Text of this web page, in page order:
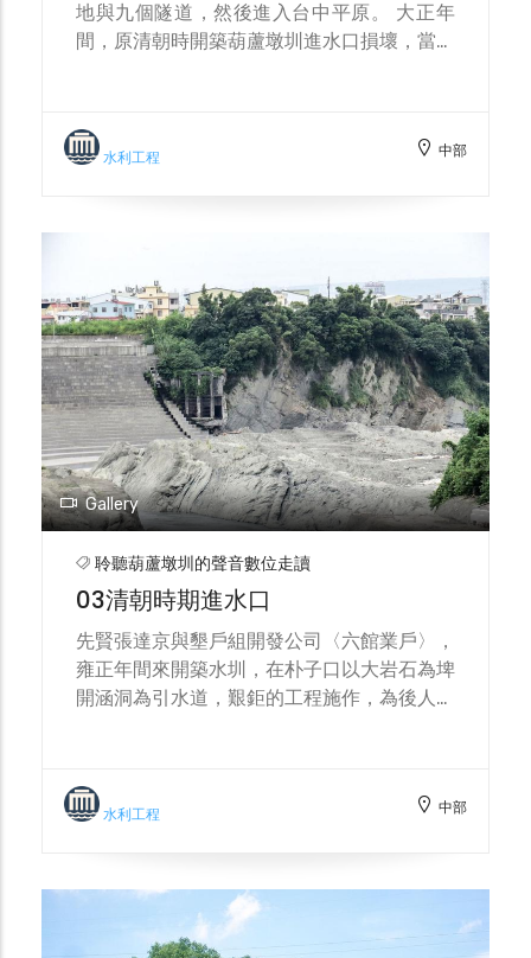
地與九個隧道，然後進入台中平原。 大正年
間，原清朝時開築葫蘆墩圳進水口損壞，當局
年為鐵路與隧道重新修繕，為來往奔波的民
眾，提供更安全行車。今已以基礎修后豐鐵馬
水利工程 中部
Gallery
聆聽葫蘆墩圳的聲音數位走讀
03清朝時期進水口
先賢張達京與墾戶組開發公司〈六館業戶〉，
雍正年間來開築水圳，在朴子口以大岩石為埤
開涵洞為引水道，艱鉅的工程施作，為後人開
每年祭祀已示飲水思源之意，碑文上有葫蘆墩
圳歷史介紹，為地方留下農田水利發展過程。
水利工程 中部